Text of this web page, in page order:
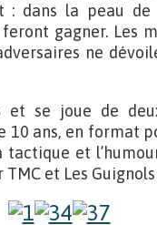
: dans la peau de
gagner. Les
ne
et se joue de
ans, en format
et
et Les Guignols